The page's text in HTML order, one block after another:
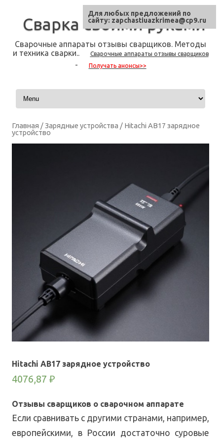
Сварка своими руками
Сварочные аппараты отзывы сварщиков. Методы
и техника сварки..
Сварочные аппараты отзывы сварщиков
- Получать анонсы>>
Skip to content
Главная /Зарядные устройства / Hitachi AB17 зарядное
устройство
Hitachi AB17 зарядное устройство
4076,87 ₽
Отзывы сварщиков о сварочном аппарате
Если сравнивать с другими странами, например,
европейскими, в России достаточно суровые
Для любых предложений по
сайту: zapchastiuazkrimea@cp9.ru